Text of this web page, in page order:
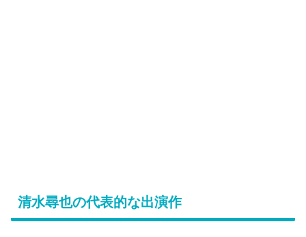
清水尋也の代表的な出演作